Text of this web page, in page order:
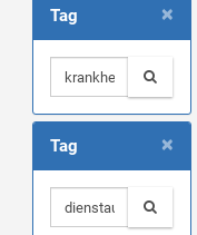
×
Tag
×
Tag